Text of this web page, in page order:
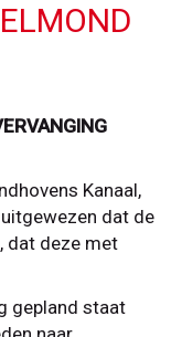
Kanaal,
dat de
dat deze met
gepland staat